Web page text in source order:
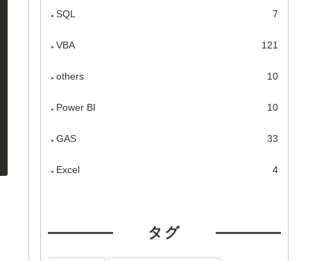
SQL 7
VBA 121
others 10
Power BI 10
GAS 33
Excel 4
タグ